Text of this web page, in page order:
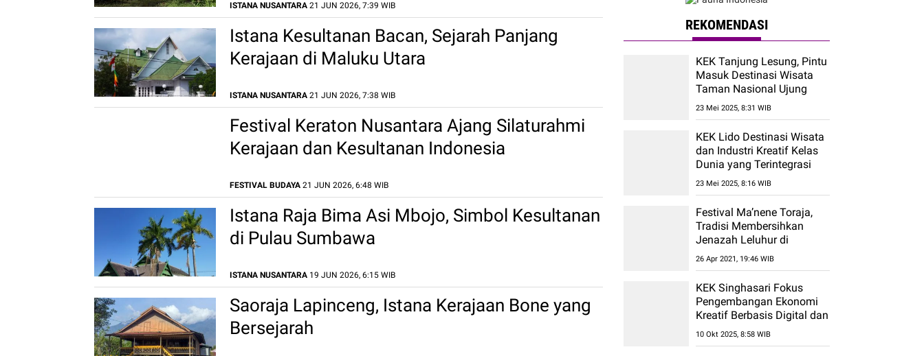
ISTANA NUSANTARA 21 JUN 2026, 7:39 WIB
Istana Kesultanan Bacan, Sejarah Panjang
Kerajaan di Maluku Utara
ISTANA NUSANTARA 21 JUN 2026, 7:38 WIB
Festival Keraton Nusantara Ajang Silaturahmi
Kerajaan dan Kesultanan Indonesia
FESTIVAL BUDAYA 21 JUN 2026, 6:48 WIB
Istana Raja Bima Asi Mbojo, Simbol Kesultanan
di Pulau Sumbawa
ISTANA NUSANTARA 19 JUN 2026, 6:15 WIB
Saoraja Lapinceng, Istana Kerajaan Bone yang
Bersejarah
REKOMENDASI
KEK Tanjung Lesung, Pintu
Masuk Destinasi Wisata
Taman Nasional Ujung
Kulon
23 Mei 2025, 8:31 WIB
KEK Lido Destinasi Wisata
dan Industri Kreatif Kelas
Dunia yang Terintegrasi
23 Mei 2025, 8:16 WIB
Festival Ma’nene Toraja,
Tradisi Membersihkan
Jenazah Leluhur di
Sulawesi Selatan
26 Apr 2021, 19:46 WIB
KEK Singhasari Fokus
Pengembangan Ekonomi
Kreatif Berbasis Digital dan
Kultural
10 Okt 2025, 8:58 WIB